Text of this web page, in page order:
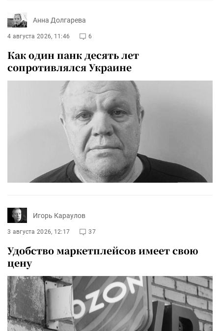
Анна Долгарева
4 августа 2026, 11:46 6
Как один панк десять лет
сопротивлялся Украине
Игорь Караулов
3 августа 2026, 12:17 37
Удобство маркетплейсов имеет свою
цену